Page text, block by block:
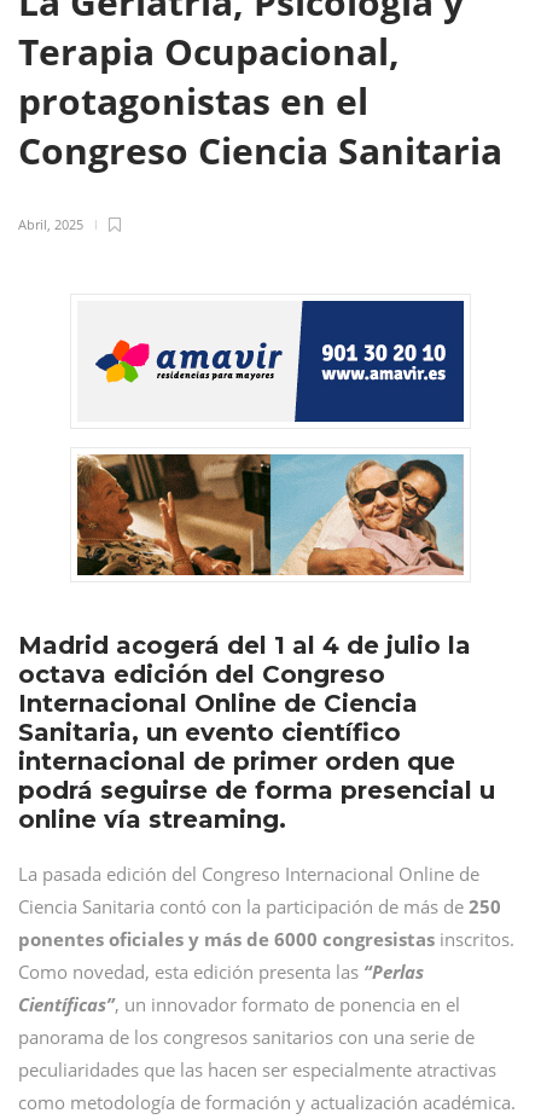
Terapia Ocupacional,
protagonistas en el
Congreso Ciencia Sanitaria
Abril, 2025
Madrid acogerá del 1 al 4 de julio la
octava edición del Congreso
Internacional Online de Ciencia
Sanitaria, un evento científico
internacional de primer orden que
podrá seguirse de forma presencial u
online vía streaming.
La pasada edición del Congreso Internacional Online de
Ciencia Sanitaria contó con la participación de más de 250
ponentes oficiales y más de 6000 congresistas inscritos.
Como novedad, esta edición presenta las “Perlas
Científicas”, un innovador formato de ponencia en el
panorama de los congresos sanitarios con una serie de
peculiaridades que las hacen ser especialmente atractivas
como metodología de formación y actualización académica.